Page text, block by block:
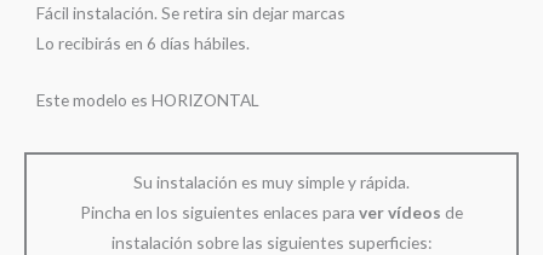
Fácil instalación. Se retira sin dejar marcas
Lo recibirás en 6 días hábiles.
Este modelo es HORIZONTAL
Su instalación es muy simple y rápida.
Pincha en los siguientes enlaces para vervídeos de
instalación sobre las siguientes superficies: